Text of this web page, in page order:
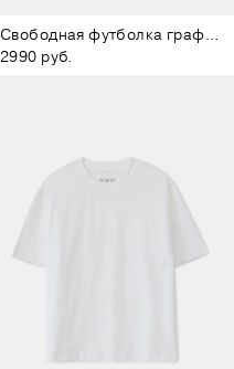
Свободная футболка графитовая
2990 руб.